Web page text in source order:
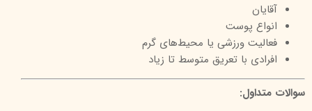
آقایان
انواع پوست
فعالیت ورزشی یا محیط‌های گرم
افرادی با تعریق متوسط تا زیاد
سوالات متداول: